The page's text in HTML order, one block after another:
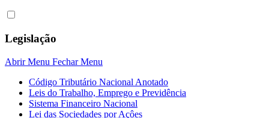
Legislação
Abrir Menu Fechar Menu
Código Tributário Nacional Anotado
Leis do Trabalho, Emprego e Previdência
Sistema Financeiro Nacional
Lei das Sociedades por Açôes